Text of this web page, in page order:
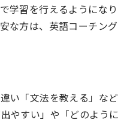
学習を行えるようにな
な方は、英語コーチング
い「文法を教える」な
やすい」や「どのよう